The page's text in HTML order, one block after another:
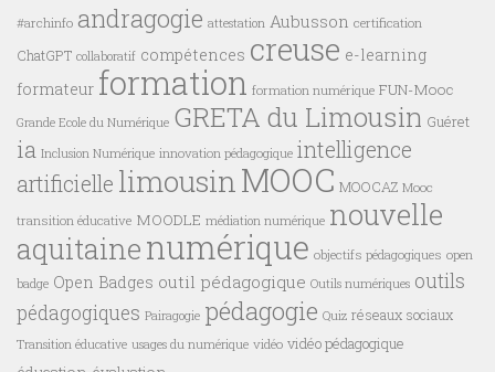
#archinfo andragogie attestation Aubusson certification
ChatGPT collaboratif compétences creuse e-learning
formateur formation formation numérique FUN-Mooc
Grande Ecole du Numérique GRETA du Limousin Guéret
ia Inclusion Numérique innovation pédagogique intelligence
artificielle limousin MOOC MOOCAZ Mooc
transition éducative MOODLE médiation numérique nouvelle
aquitainenumérique objectifs pédagogiques open
badge Open Badges outil pédagogique Outils numériques outils
pédagogiques Pairagogie pédagogie Quiz réseaux sociaux
Transition éducative usages du numérique vidéo vidéo pédagogique